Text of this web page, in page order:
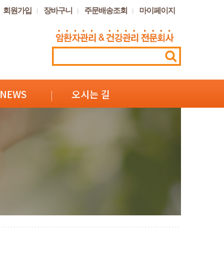
회원가입 장바구니 주문배송조회 마이페이지
NEWS 오시는 길